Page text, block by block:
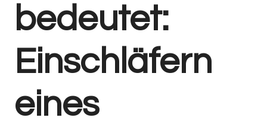
bedeutet:
Einschläfern
eines